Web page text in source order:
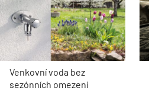
Venkovní voda bez
sezónních omezení